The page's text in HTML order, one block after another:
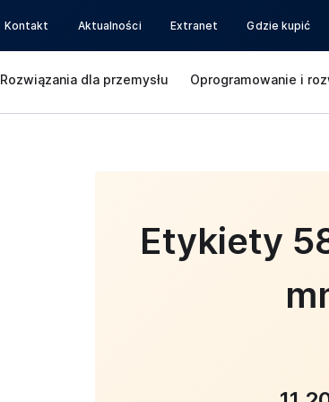
Kontakt Aktualności Extranet Gdzie kupić
Rozwiązania dla przemysłu Oprogramowanie i
Etykiety